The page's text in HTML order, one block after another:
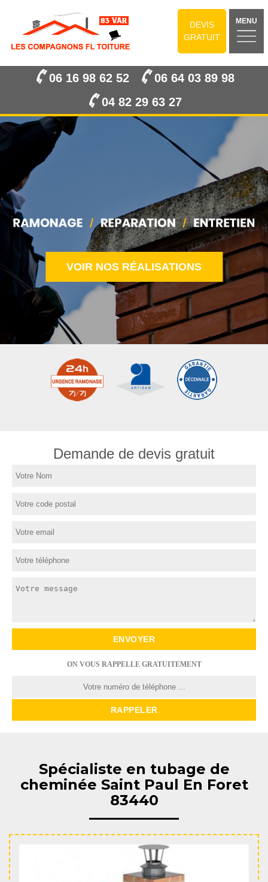
DEVIS
GRATUIT
MENU
06 16 98 62 52
06 64 03 89 98
04 82 29 63 27
VOIR NOS RÉALISATIONS
Demande de devis gratuit
ON VOUS RAPPELLE GRATUITEMENT
Spécialiste en tubage de
cheminée Saint Paul En Foret
83440